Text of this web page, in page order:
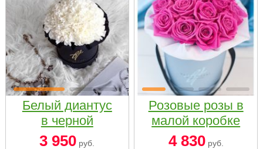
Белый диантус
в черной
коробке Small
3 950 руб.
Розовые розы в
малой коробке
4 830руб.